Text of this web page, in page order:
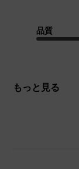
品質
もっと見る